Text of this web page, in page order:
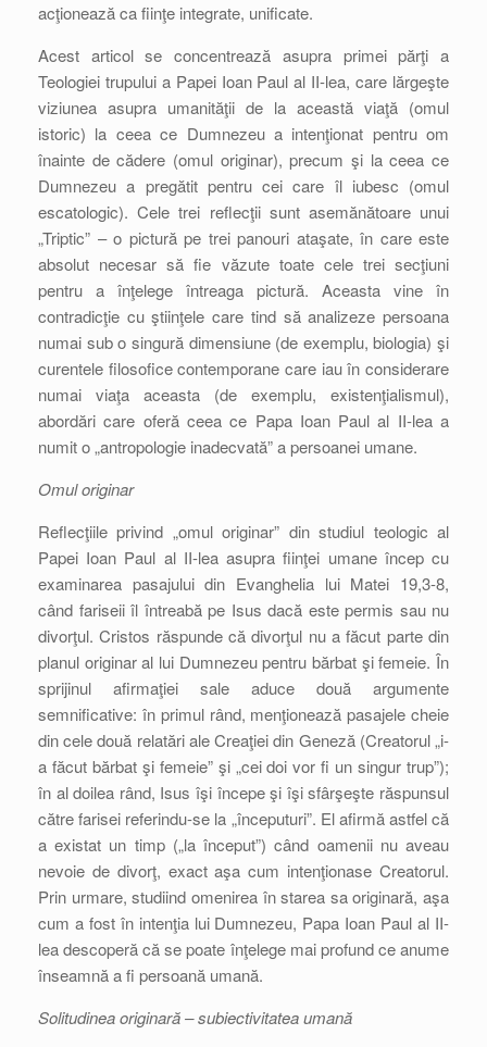
acţionează ca fiinţe integrate, unificate.
Acest articol se concentrează asupra primei părţi a
Teologiei trupului a Papei Ioan Paul al II-lea, care lărgeşte
viziunea asupra umanităţii de la această viaţă (omul
istoric) la ceea ce Dumnezeu a intenţionat pentru om
înainte de cădere (omul originar), precum şi la ceea ce
Dumnezeu a pregătit pentru cei care îl iubesc (omul
escatologic). Cele trei reflecţii sunt asemănătoare unui
„Triptic” – o pictură pe trei panouri ataşate, în care este
absolut necesar să fie văzute toate cele trei secţiuni
pentru a înţelege întreaga pictură. Aceasta vine în
contradicţie cu ştiinţele care tind să analizeze persoana
numai sub o singură dimensiune (de exemplu, biologia) şi
curentele filosofice contemporane care iau în considerare
numai viaţa aceasta (de exemplu, existenţialismul),
abordări care oferă ceea ce Papa Ioan Paul al II-lea a
numit o „antropologie inadecvată” a persoanei umane.
Omul originar
Reflecţiile privind „omul originar” din studiul teologic al
Papei Ioan Paul al II-lea asupra fiinţei umane încep cu
examinarea pasajului din Evanghelia lui Matei 19,3-8,
când fariseii îl întreabă pe Isus dacă este permis sau nu
divorţul. Cristos răspunde că divorţul nu a făcut parte din
planul originar al lui Dumnezeu pentru bărbat şi femeie. În
sprijinul afirmaţiei sale aduce două argumente
semnificative: în primul rând, menţionează pasajele cheie
din cele două relatări ale Creaţiei din Geneză (Creatorul „i-
a făcut bărbat şi femeie” şi „cei doi vor fi un singur trup”);
în al doilea rând, Isus îşi începe şi îşi sfârşeşte răspunsul
către farisei referindu-se la „începuturi”. El afirmă astfel că
a existat un timp („la început”) când oamenii nu aveau
nevoie de divorţ, exact aşa cum intenţionase Creatorul.
Prin urmare, studiind omenirea în starea sa originară, aşa
cum a fost în intenţia lui Dumnezeu, Papa Ioan Paul al II-
lea descoperă că se poate înţelege mai profund ce anume
înseamnă a fi persoană umană.
Solitudinea originară – subiectivitatea umană